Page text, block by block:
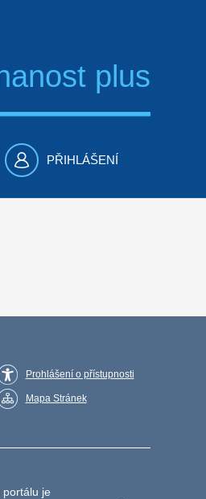
plus
PŘIHLÁŠENÍ
Prohlášení o přístupnosti
Mapa Stránek
je